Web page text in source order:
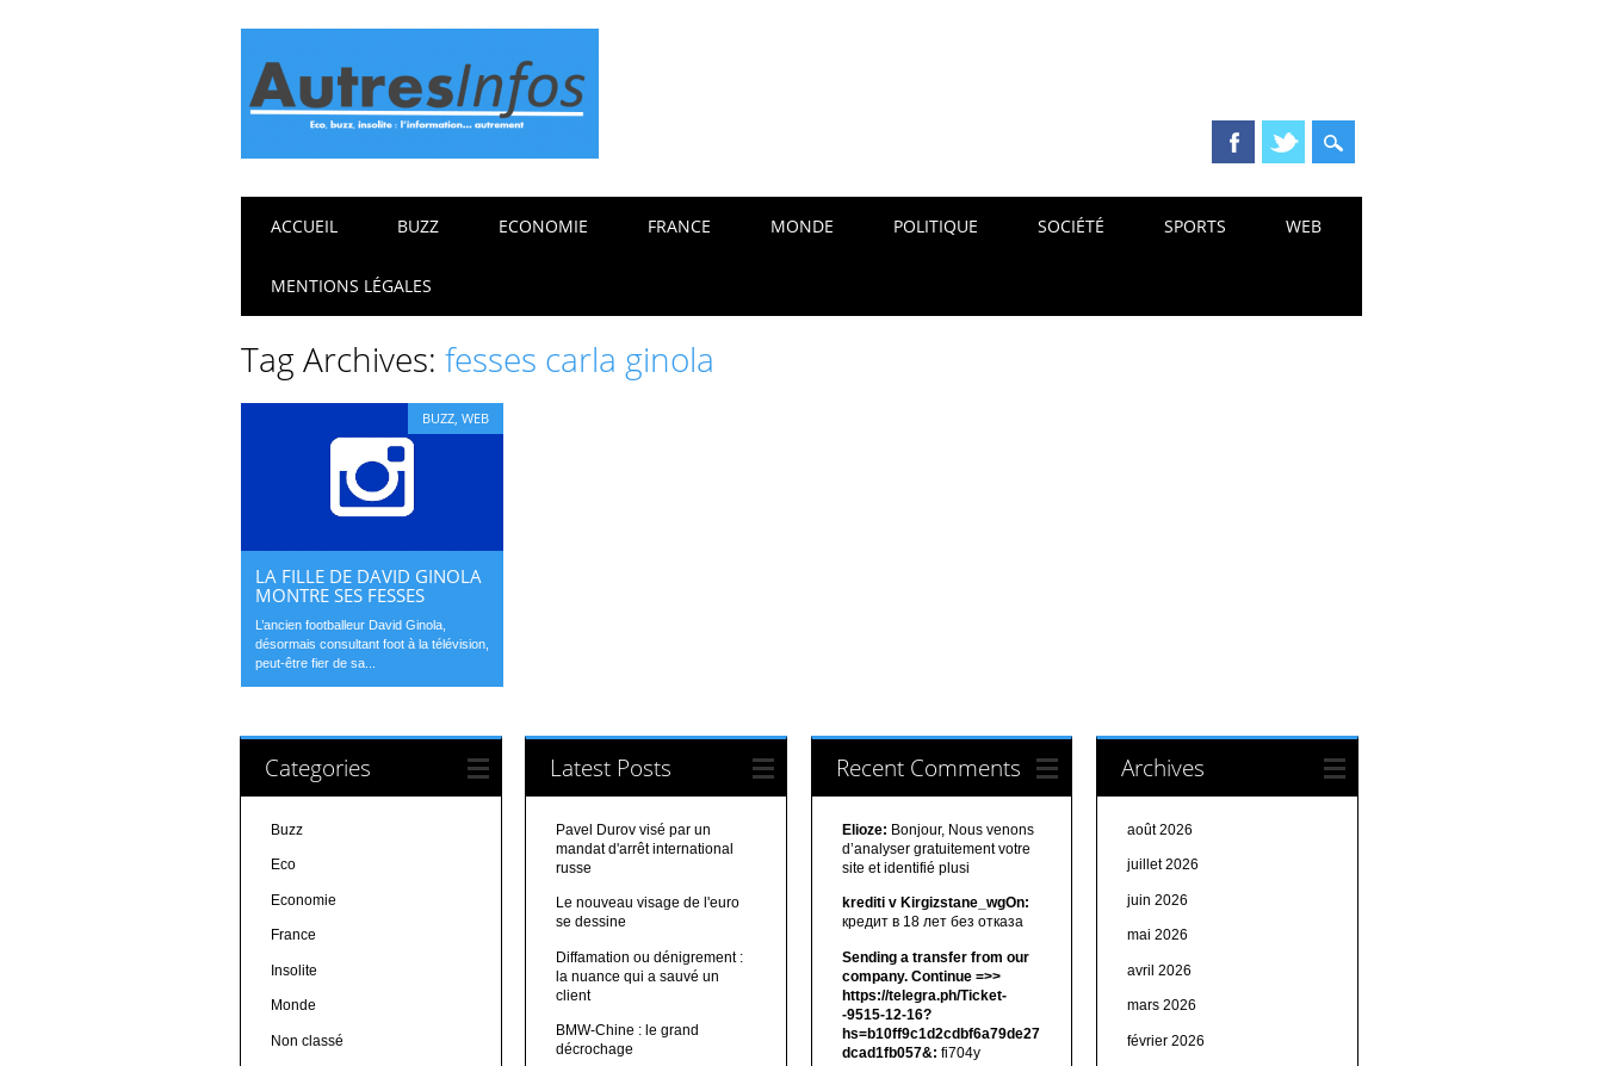
Main menu
ACCUEIL BUZZ ECONOMIE FRANCE MONDE POLITIQUE SOCIÉTÉ SPORTS WEB
MENTIONS LÉGALES
Tag Archives:fesses carla ginola
BUZZ,WEB
LA FILLE DE DAVID GINOLA
MONTRE SES FESSES
L’ancien footballeur David Ginola,
désormais consultant foot à la télévision,
peut-être fier de sa...
Categories
Buzz
Eco
Economie
France
Insolite
Monde
Non classé
Latest Posts
Pavel Durov visé par un
mandat d'arrêt international
russe
Le nouveau visage de l'euro
se dessine
Diffamation ou dénigrement :
la nuance qui a sauvé un
client
BMW-Chine : le grand
décrochage
Recent Comments
Elioze: Bonjour, Nous venons
d’analyser gratuitement votre
site et identifié plusi
krediti v Kirgizstane_wgOn:
кредит в 18 лет без отказа
Sending a transfer from our
company. Continue =>>
https://telegra.ph/Ticket-
-9515-12-16?
hs=b10ff9c1d2cdbf6a79de27
dcad1fb057&: fi704y
Archives
août 2026
juillet 2026
juin 2026
mai 2026
avril 2026
mars 2026
février 2026